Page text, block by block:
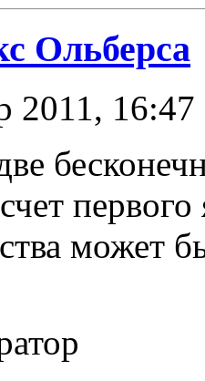
Ольберса
2011, 16:47
может